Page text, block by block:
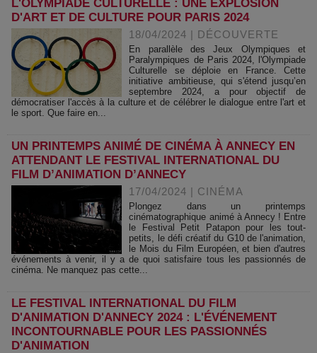
L'OLYMPIADE CULTURELLE : UNE EXPLOSION
D'ART ET DE CULTURE POUR PARIS 2024
18/04/2024 | DÉCOUVERTE
En parallèle des Jeux Olympiques et
Paralympiques de Paris 2024, l'Olympiade
Culturelle se déploie en France. Cette
initiative ambitieuse, qui s'étend jusqu’en
septembre 2024, a pour objectif de
démocratiser l'accès à la culture et de célébrer le dialogue entre l'art et
le sport. Que faire en...
UN PRINTEMPS ANIMÉ DE CINÉMA À ANNECY EN
ATTENDANT LE FESTIVAL INTERNATIONAL DU
FILM D’ANIMATION D’ANNECY
17/04/2024 | CINÉMA
Plongez dans un printemps
cinématographique animé à Annecy ! Entre
le Festival Petit Patapon pour les tout-
petits, le défi créatif du G10 de l'animation,
le Mois du Film Européen, et bien d'autres
événements à venir, il y a de quoi satisfaire tous les passionnés de
cinéma. Ne manquez pas cette...
LE FESTIVAL INTERNATIONAL DU FILM
D'ANIMATION D'ANNECY 2024 : L'ÉVÉNEMENT
INCONTOURNABLE POUR LES PASSIONNÉS
D'ANIMATION